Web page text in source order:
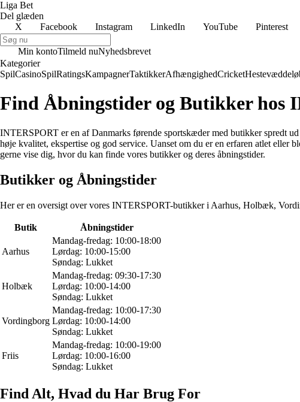
Liga Bet
Del glæden
X
Facebook Instagram LinkedIn YouTube Pinterest
Min kontoTilmeld nuNyhedsbrevet
Kategorier
SpilCasinoSpilRatingsKampagnerTaktikkerAfhængighedCricket
Find Åbningstider og Butikker hos
INTERSPORT er en af Danmarks førende sportskæder med butikker spredt
høje kvalitet, ekspertise og god service. Uanset om du er en erfaren atlet
gerne vise dig, hvor du kan finde vores butikker og deres åbningstider.
Butikker og Åbningstider
Her er en oversigt over vores INTERSPORT-butikker i Aarhus, Holbæk,
Butik Åbningstider
Aarhus
Mandag-fredag: 10:00-18:00
Lørdag: 10:00-15:00
Søndag: Lukket
Holbæk
Mandag-fredag: 09:30-17:30
Lørdag: 10:00-14:00
Søndag: Lukket
Vordingborg
Mandag-fredag: 10:00-17:30
Lørdag: 10:00-14:00
Søndag: Lukket
Friis
Mandag-fredag: 10:00-19:00
Lørdag: 10:00-16:00
Søndag: Lukket
Find Alt, Hvad du Har Brug For